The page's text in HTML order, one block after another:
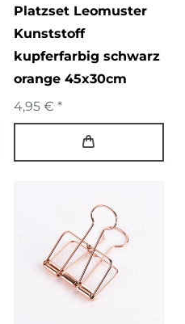
Platzset Leomuster
Kunststoff
kupferfarbig schwarz
orange 45x30cm
4,95 € *